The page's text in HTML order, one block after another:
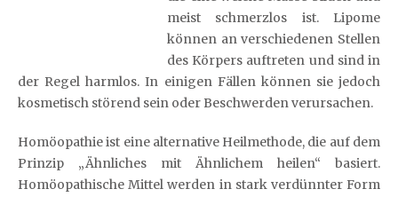
meist schmerzlos ist. Lipome
können an verschiedenen Stellen
des Körpers auftreten und sind in
der Regel harmlos. In einigen Fällen können sie jedoch
kosmetisch störend sein oder Beschwerden verursachen.
Homöopathie ist eine alternative Heilmethode, die auf dem
Prinzip „Ähnliches mit Ähnlichem heilen“ basiert.
Homöopathische Mittel werden in stark verdünnter Form